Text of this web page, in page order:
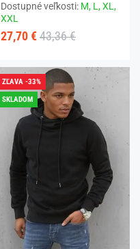
Dostupné veľkosti: M, L,XL,
XXL
27,70 € 43,36 €
ZĽAVA -33%
SKLADOM